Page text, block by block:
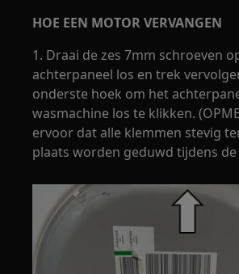
HOE EEN MOTOR VERVANGEN
1. Draai de zes 7mm schroeven
achterpaneel los en trek
onderste hoek om het
wasmachine los te klikken.
ervoor dat alle klemmen stevig
plaats worden geduwd tijdens